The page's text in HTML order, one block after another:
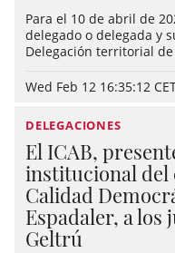
Para el 10 de abril de
delegado o delegada y
Delegación territorial
Wed Feb 12 16:35:12
DELEGACIONES
El ICAB,
institucional del
Calidad
Espadaler, a los
Geltrú